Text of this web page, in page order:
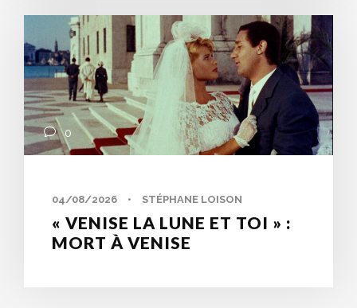
0
04/08/2026 • STÉPHANE LOISON
« VENISE LA LUNE ET TOI » :
MORT À VENISE